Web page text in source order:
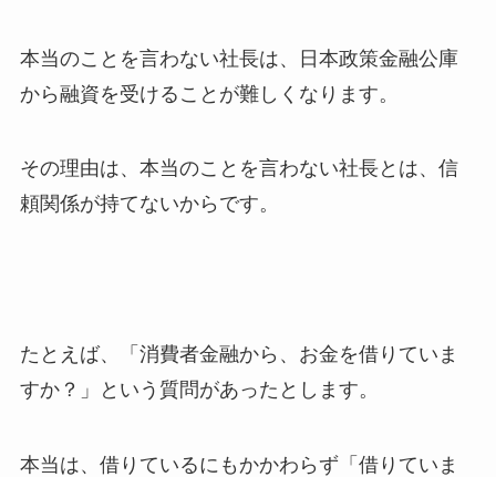
本当のことを言わない社長は、日本政策金融公庫
から融資を受けることが難しくなります。
その理由は、本当のことを言わない社長とは、信
頼関係が持てないからです。
たとえば、「消費者金融から、お金を借りていま
すか？」という質問があったとします。
本当は、借りているにもかかわらず「借りていま